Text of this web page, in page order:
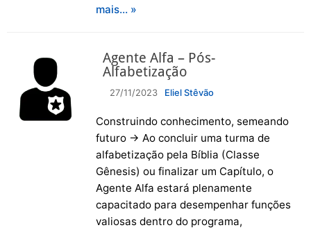
mais… »
Agente Alfa – Pós-
Alfabetização
27/11/2023 Eliel Stêvão
Construindo conhecimento, semeando
futuro → Ao concluir uma turma de
alfabetização pela Bíblia (Classe
Gênesis) ou finalizar um Capítulo, o
Agente Alfa estará plenamente
capacitado para desempenhar funções
valiosas dentro do programa,